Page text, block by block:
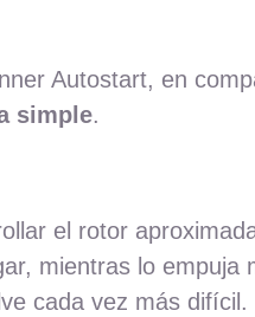
Autostart, en
simple.
el rotor
mientras lo empuja
cada vez más